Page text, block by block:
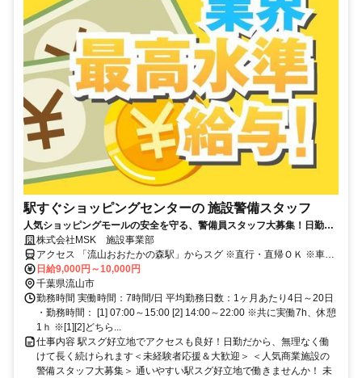
駅すぐショッピングセンターの 施設警備スタッフ
人気ショッピングモールの安全を守る、警備員スタッフ大募集！日勤＆
天候に左右されない施設内⇒カラダの負担が少なく、長く続けられやす
い環境です。未経験からでも【日給9000円～1万円】の高日給！3日間の
研修制度で不安な気持ちをしっかり解消して、現場で活躍できますよ！
株式会社MSK 施設事業部
アクセス 「流山おおたかの森駅」からスグ ※直行・直帰ＯＫ ※車通
勤不可
日給9,000円～10,000円
千葉県流山市
勤務時間 実働時間：7時間/日 平均勤務日数：1ヶ月あたり4日～20日
・勤務時間： [1] 07:00～15:00 [2] 14:00～22:00 ※共に実働7h、休憩
1ｈ ※[1][2]どちら...
仕事内容 駅スグ好立地でアクセスも良好！日勤だから、無理なく働
けて長く続けられます＜未経験者応援＆大歓迎＞ ＜人気商業施設の
警備スタッフ大募集＞ 通いやすい駅スグ好立地で働きませんか！ 未